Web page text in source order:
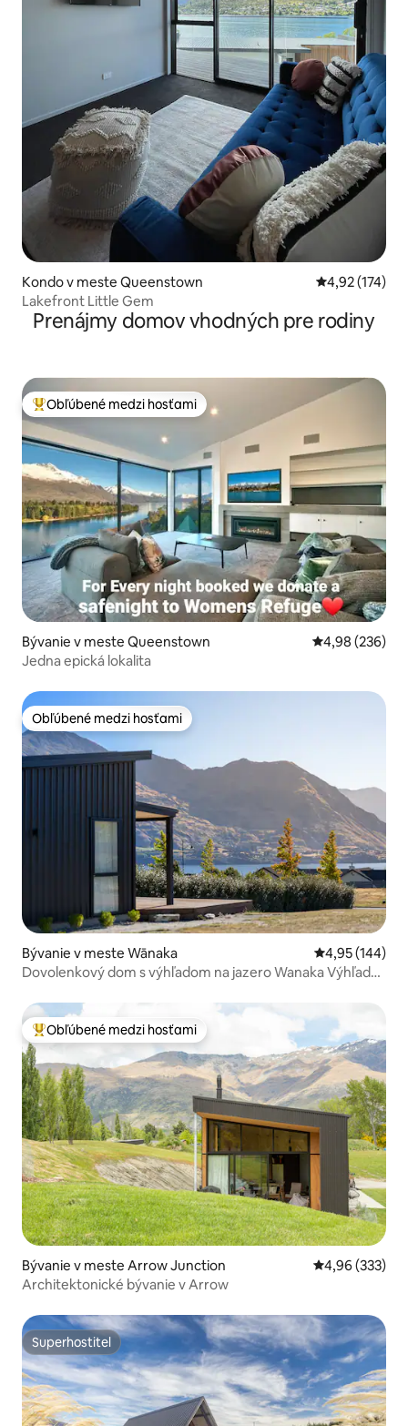
Kondo v meste Queenstown Priemerné
4,92 (174)
Lakefront Little Gem
Prenájmy domov vhodných pre rodiny
Najobľúbenejšie medzi hosťami
Obľúbené medzi hosťami
Bývanie v meste Queenstown Priemerné
4,98 (236)
Jedna epická lokalita
Obľúbené medzi hosťami
Obľúbené medzi hosťami
Bývanie v meste Wānaka Priemerné
4,95 (144)
Dovolenkový dom s výhľadom na jazero Wanaka Výhľad
Najobľúbenejšie medzi hosťami
Obľúbené medzi hosťami
Bývanie v meste Arrow Junction Priemerné
4,96 (333)
Architektonické bývanie v Arrow
Superhostiteľ
Superhostiteľ